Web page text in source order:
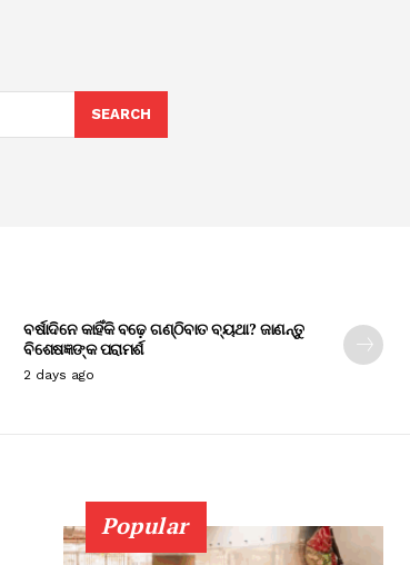
SEARCH
ବର୍ଷାଦିନେ କାହିଁକି ବଢ଼େ ଗଣ୍ଠିବାତ ବ୍ୟଥା? ଜାଣନ୍ତୁ
ବିଶେଷଜ୍ଞଙ୍କ ପରାମର୍ଶ
2 days ago
Popular